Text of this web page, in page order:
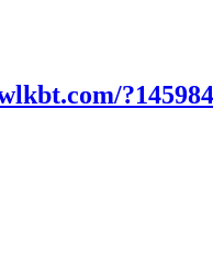
?145984